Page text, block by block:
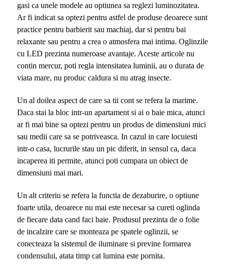
gasi ca unele modele au optiunea sa reglezi luminozitatea.
Ar fi indicat sa optezi pentru astfel de produse deoarece sunt
practice pentru barbierit sau machiaj, dar si pentru bai
relaxante sau pentru a crea o atmosfera mai intima. Oglinzile
cu LED prezinta numeroase avantaje. Aceste articole nu
contin mercur, poti regla intensitatea luminii, au o durata de
viata mare, nu produc caldura si nu atrag insecte.
Un al doilea aspect de care sa tii cont se refera la marime.
Daca stai la bloc intr-un apartament si ai o baie mica, atunci
ar fi mai bine sa optezi pentru un produs de dimensiuni mici
sau medii care sa se potriveasca. In cazul in care locuiesti
intr-o casa, lucrurile stau un pic diferit, in sensul ca, daca
incaperea iti permite, atunci poti cumpara un obiect de
dimensiuni mai mari.
Un alt criteriu se refera la functia de dezaburire, o optiune
foarte utila, deoarece nu mai este necesar sa cureti oglinda
de fiecare data cand faci baie. Produsul prezinta de o folie
de incalzire care se monteaza pe spatele oglinzii, se
conecteaza la sistemul de iluminare si previne formarea
condensului, atata timp cat lumina este pornita.